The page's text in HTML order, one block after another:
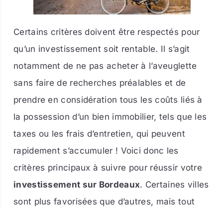
Certains critères doivent être respectés pour
qu’un investissement soit rentable. Il s’agit
notamment de ne pas acheter à l’aveuglette
sans faire de recherches préalables et de
prendre en considération tous les coûts liés à
la possession d’un bien immobilier, tels que les
taxes ou les frais d’entretien, qui peuvent
rapidement s’accumuler ! Voici donc les
critères principaux à suivre pour réussir votre
investissement sur Bordeaux. Certaines villes
sont plus favorisées que d’autres, mais tout